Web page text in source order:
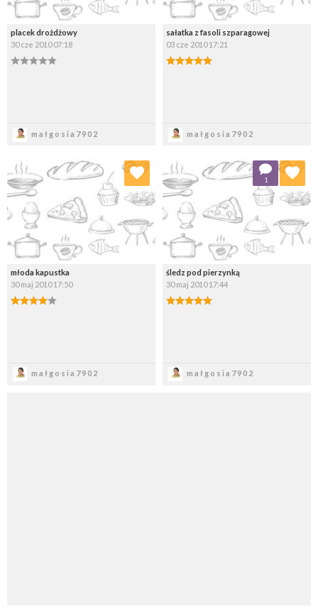
placek drożdżowy
30 cze 2010 07:18
małgosia7902
sałatka z fasoli szparagowej
03 cze 2010 17:21
małgosia7902
młoda kapustka
30 maj 2010 17:50
małgosia7902
Dodaj do ulubionych
Wybierz listę:
śledz pod pierzynką
30 maj 2010 17:44
małgosia7902
1
Dodaj do ulubionych
Wybierz listę: